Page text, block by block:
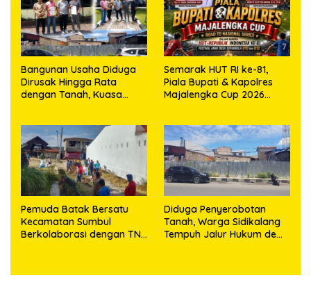
Bangunan Usaha Diduga
Dirusak Hingga Rata
dengan Tanah, Kuasa
Tempuh Jalur Hukum
Semarak HUT RI ke-81,
Piala Bupati & Kapolres
Majalengka Cup 2026
Pemuda Batak Bersatu
Kecamatan Sumbul
Berkolaborasi dengan TNI
Diduga Penyerobotan
Tanah, Warga Sidikalang
Tempuh Jalur Hukum demi